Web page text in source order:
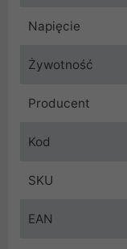
Napięcie
Żywotność
Producent
Kod
SKU
EAN